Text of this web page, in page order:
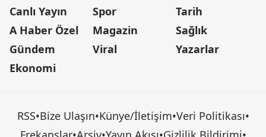
Canlı Yayın
A Haber Özel
Gündem
Ekonomi
Spor
Magazin
Viral
Tarih
Sağlık
Yazarlar
RSS•Bize Ulaşın•Künye/İletişim•Veri Politikası•